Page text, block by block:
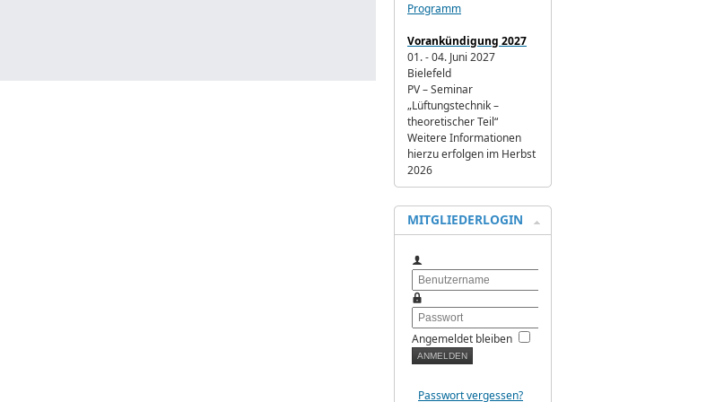
Programm
Vorankündigung 2027
01. - 04. Juni 2027
Bielefeld
PV – Seminar
„Lüftungstechnik –
theoretischer Teil“
Weitere Informationen
hierzu erfolgen im Herbst
2026
MITGLIEDERLOGIN
Angemeldet bleiben
Passwort vergessen?